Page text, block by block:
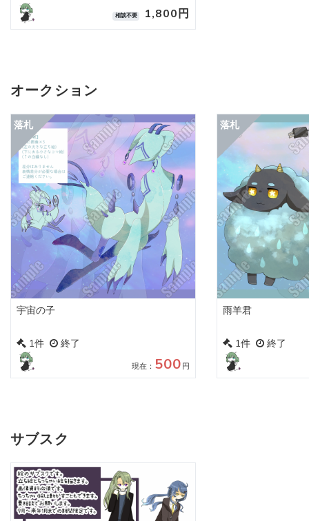
相談不要 1,800円
オークション
宇宙の子
1件 終了
現在： 500 円
雨羊君
1件 終了
サブスク